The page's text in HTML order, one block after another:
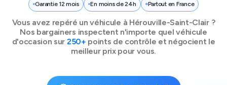
Garantie 12 mois En moins de 24h Partout en France
Vous avez repéré un véhicule à Hérouville-Saint-Clair?
Nos bargainers inspectent n'importe quel véhicule
d'occasion sur 250+ points de contrôle et négocient le
meilleur prix pour vous.